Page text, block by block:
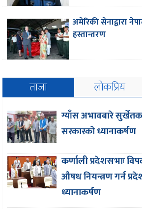
अमेरिकी सेनाद्वारा
हस्तान्तरण
ताजा लोकप्रिय
ग्याँस अभावबारे
सरकारको ध्यानाकर्षण
कर्णाली प्रदेशसभाः
औषध नियन्त्रण गर्न
ध्यानाकर्षण